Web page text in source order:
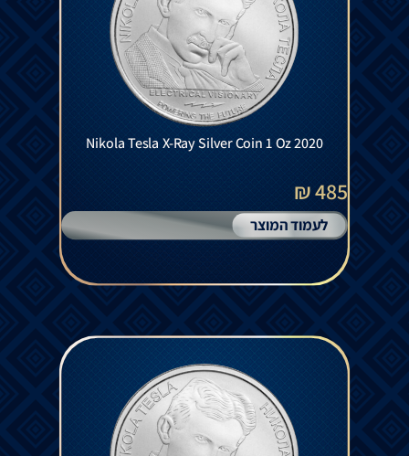
Nikola Tesla X-Ray Silver Coin 1 Oz 2020
485 ₪
לעמוד המוצר